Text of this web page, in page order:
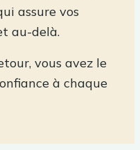
assure vos
au-delà.
vous avez le
à chaque